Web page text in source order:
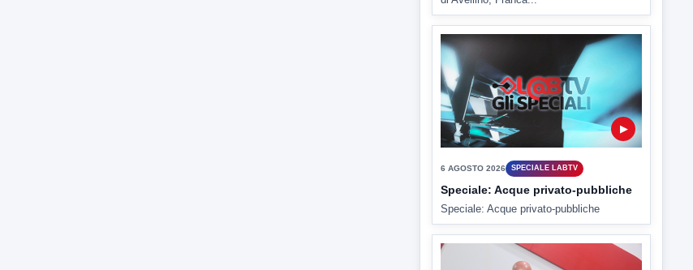
6 AGOSTO 2026
Speciale: Acque privato-pubbliche
Speciale: Acque privato-pubbliche
LABNEWS